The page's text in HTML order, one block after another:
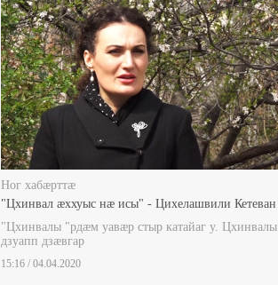
Ног хабæрттæ
"Цхинвал æххуыс нæ исы" - Цихелашвили Кетеван
"Цхинвалы "рдæм уавæр стыр катайаг у. Цхинвалы
дзуапп дзæвгар
15:16 / 04.04.2020